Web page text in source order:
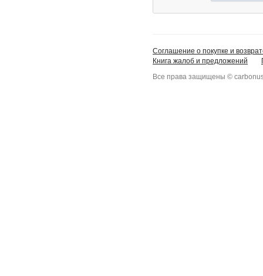
Соглашение о покупке и
Книга жалоб и предложений
Все права защищены ©